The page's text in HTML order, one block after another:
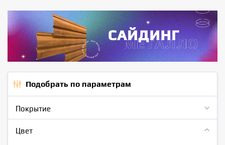
Подобрать по параметрам
Покрытие
Цвет